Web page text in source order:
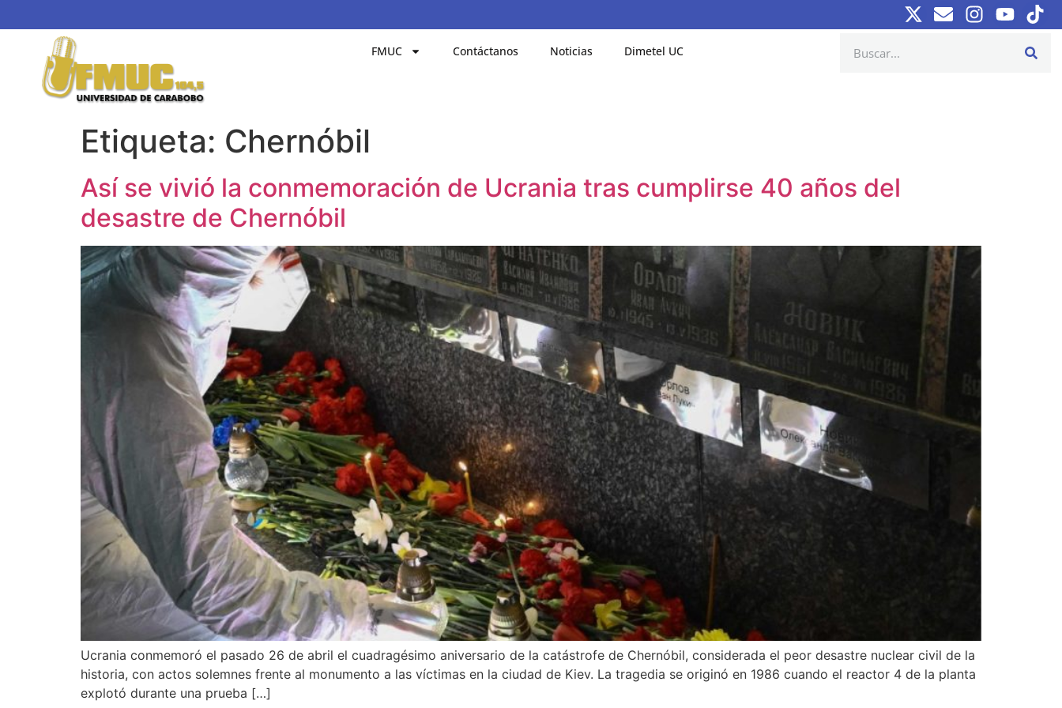
FMUC Contáctanos Noticias Dimetel UC
Etiqueta: Chernóbil
Así se vivió la conmemoración de Ucrania tras cumplirse 40 años del
desastre de Chernóbil
Ucrania conmemoró el pasado 26 de abril el cuadragésimo aniversario de la catástrofe de Chernóbil, considerada el peor desastre nuclear civil de la
historia, con actos solemnes frente al monumento a las víctimas en la ciudad de Kiev. La tragedia se originó en 1986 cuando el reactor 4 de la planta
explotó durante una prueba […]